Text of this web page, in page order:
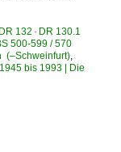
132 · DR 130.1
500-599 / 570
(–Schweinfurt),
bis 1993 | Die